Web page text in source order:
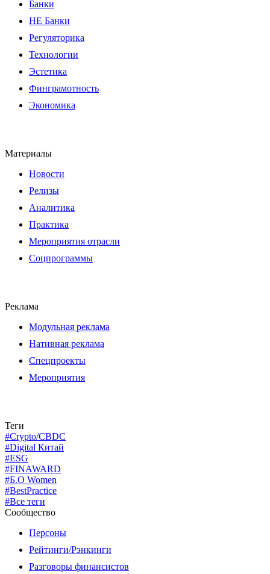
Банки
НЕ Банки
Регуляторика
Технологии
Эстетика
Финграмотность
Экономика
Материалы
Новости
Релизы
Аналитика
Практика
Мероприятия отрасли
Соцпрограммы
Реклама
Модульная реклама
Нативная реклама
Спецпроекты
Мероприятия
Теги
#Crypto/CBDC
#Digital Китай
#ESG
#FINAWARD
#Б.О Women
#BestPractice
#Все теги
Сообщество
Персоны
Рейтинги/Рэнкинги
Разговоры финансистов